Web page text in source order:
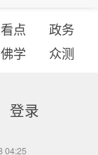
看点
政务
佛学 众测
登录
04:25